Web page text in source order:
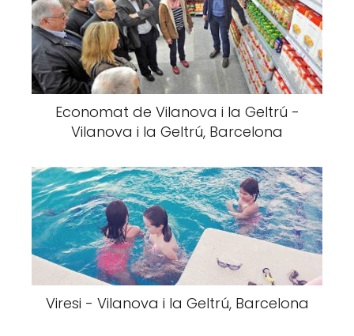
Economat de Vilanova i la Geltrú -
Vilanova i la Geltrú, Barcelona
Viresi - Vilanova i la Geltrú, Barcelona